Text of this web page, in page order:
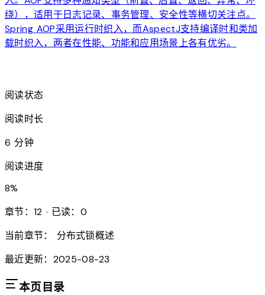
绕），适用于日志记录、事务管理、安全性等横切关注点。
Spring AOP采用运行时织入，而AspectJ支持编译时和类加
载时织入，两者在性能、功能和应用场景上各有优劣。
阅读状态
阅读时长
6 分钟
阅读进度
8%
章节：12 · 已读：0
当前章节：
分布式锁概述
最近更新：2025-08-23
本页目录